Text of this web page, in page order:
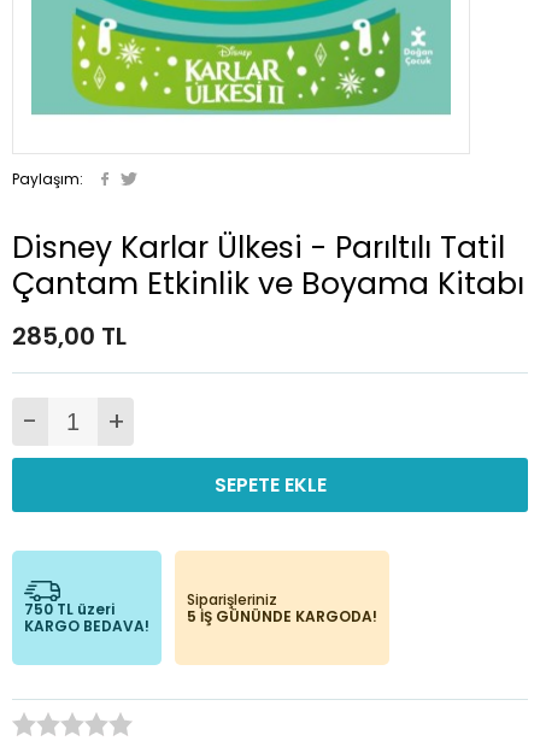
Paylaşım:
Disney Karlar Ülkesi - Parıltılı Tatil
Çantam Etkinlik ve Boyama Kitabı
285,00 TL
- +
SEPETE EKLE
750 TL üzeri
KARGO BEDAVA!
Siparişleriniz
5 İŞ GÜNÜNDE KARGODA!